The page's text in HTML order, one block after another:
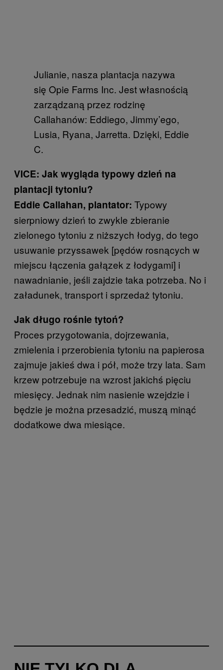
Julianie, nasza plantacja nazywa
się Opie Farms Inc. Jest własnością
zarządzaną przez rodzinę
Callahanów: Eddiego, Jimmy’ego,
Lusia, Ryana, Jarretta. Dzięki, Eddie
C.
VICE: Jak wygląda typowy dzień na
plantacji tytoniu?
Eddie Callahan, plantator: Typowy
sierpniowy dzień to zwykle zbieranie
zielonego tytoniu z niższych łodyg, do tego
usuwanie przyssawek [pędów rosnących w
miejscu łączenia gałązek z łodygami] i
nawadnianie, jeśli zajdzie taka potrzeba. No i
załadunek, transport i sprzedaż tytoniu.
Jak długo rośnie tytoń?
Proces przygotowania, dojrzewania,
zmielenia i przerobienia tytoniu na papierosa
zajmuje jakieś dwa i pół, może trzy lata. Sam
krzew potrzebuje na wzrost jakichś pięciu
miesięcy. Jednak nim nasienie wzejdzie i
będzie je można przesadzić, muszą minąć
dodatkowe dwa miesiące.